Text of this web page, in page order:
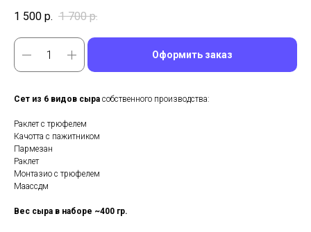
1 500 р. 1 700 р.
Оформить заказ
Сет из 6 видов сыра собственного производства:
Раклет с трюфелем
Качотта с пажитником
Пармезан
Раклет
Монтазио с трюфелем
Маассдм
Вес сыра в наборе ~400 гр.